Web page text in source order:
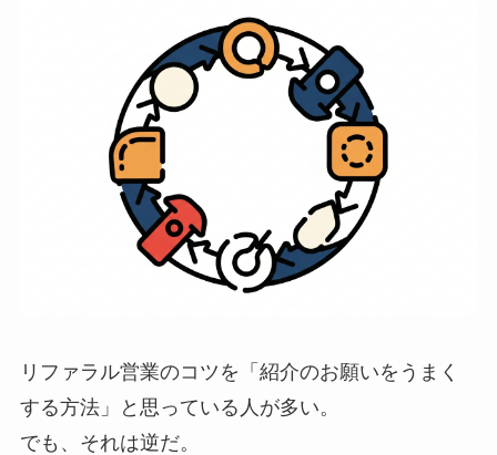
リファラル営業のコツを「紹介のお願いをうまく
する方法」と思っている人が多い。
でも、それは逆だ。